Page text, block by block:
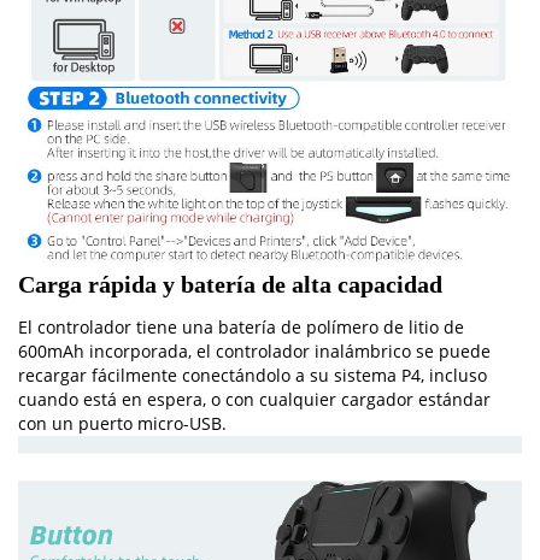
Carga rápida y batería de alta capacidad
El controlador tiene una batería de polímero de litio de
600mAh incorporada, el controlador inalámbrico se puede
recargar fácilmente conectándolo a su sistema P4, incluso
cuando está en espera, o con cualquier cargador estándar
con un puerto micro-USB.